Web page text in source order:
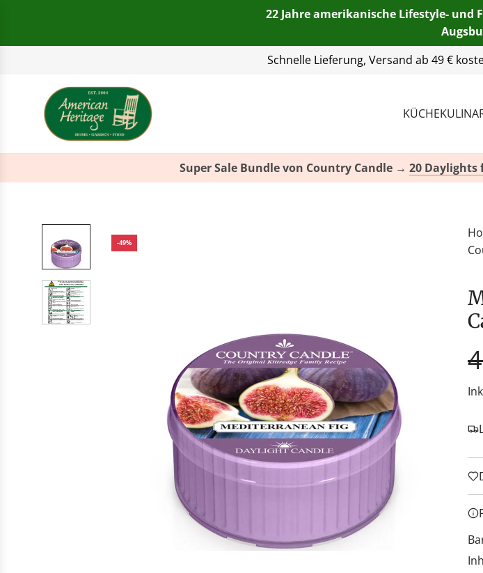
22 Jahre amerikanische Lifestyle- und
+49(0)821 455 254 00| E-Mail:
KÜCHE
Super Sale Bundle von Country Candle → 20 Daylights
-49%
Mediterranean Fig